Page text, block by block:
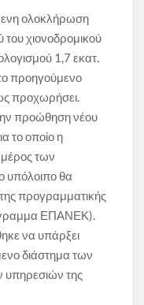
ολοκλήρωση
χιονοδρομικού
1,7 εκατ.
προηγούμενο
προχωρήσει.
προώθηση νέου
το οποίο η
μέρος των
υπόλοιπο θα
προγραμματικής
ΕΠΑΝΕΚ).
να υπάρξει
διάστημα των
της